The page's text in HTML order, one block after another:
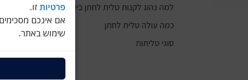
פרטיותזו.
אם אינכם
שימוש באתר.
למה נהוג לקנות טלית לחתן ביום חתונתו?
כמה עולה טלית לחתן
סוגי טליתות